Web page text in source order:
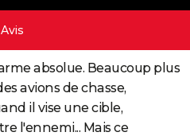
Avis
absolue. Beaucoup plus
avions de chasse,
il vise une cible,
l'ennemi... Mais ce